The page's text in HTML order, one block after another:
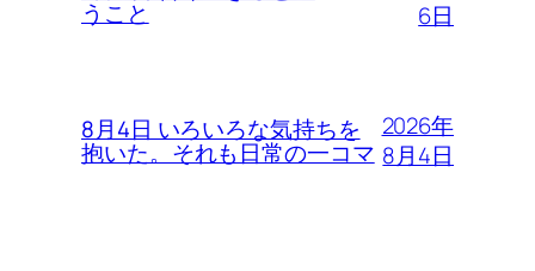
うこと
6日
8月4日 いろいろな気持ちを
抱いた。それも日常の一コマ
2026年
8月4日